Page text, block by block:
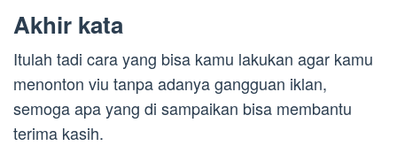
Akhir kata
Itulah tadi cara yang bisa kamu lakukan agar kamu
menonton viu tanpa adanya gangguan iklan,
semoga apa yang di sampaikan bisa membantu
terima kasih.